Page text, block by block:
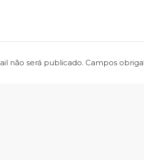
não será publicado. Campos